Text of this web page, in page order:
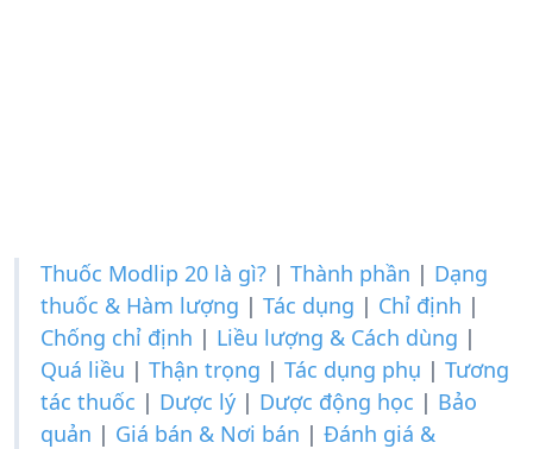
Thuốc Modlip 20 là gì? | Thành phần | Dạng
thuốc & Hàm lượng | Tác dụng | Chỉ định |
Chống chỉ định | Liều lượng & Cách dùng |
Quá liều | Thận trọng | Tác dụng phụ | Tương
tác thuốc | Dược lý | Dược động học | Bảo
quản | Giá bán & Nơi bán | Đánh giá &